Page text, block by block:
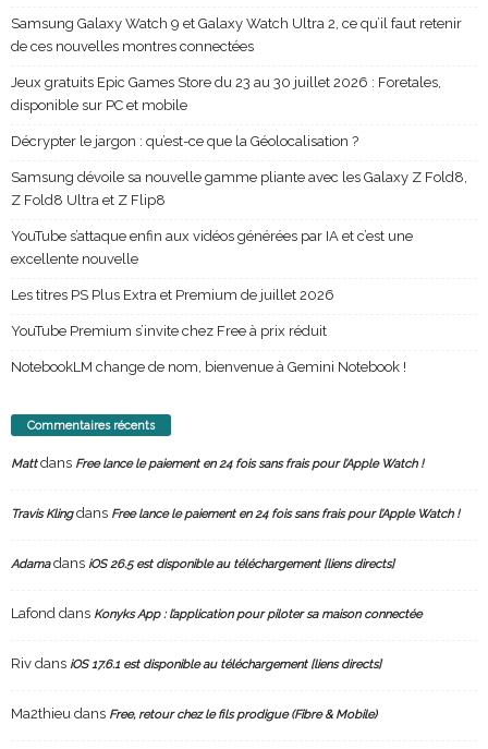
Samsung Galaxy Watch 9 et Galaxy Watch Ultra 2, ce qu’il faut retenir
de ces nouvelles montres connectées
Jeux gratuits Epic Games Store du 23 au 30 juillet 2026 : Foretales,
disponible sur PC et mobile
Décrypter le jargon : qu’est-ce que la Géolocalisation ?
Samsung dévoile sa nouvelle gamme pliante avec les Galaxy Z Fold8,
Z Fold8 Ultra et Z Flip8
YouTube s’attaque enfin aux vidéos générées par IA et c’est une
excellente nouvelle
Les titres PS Plus Extra et Premium de juillet 2026
YouTube Premium s’invite chez Free à prix réduit
NotebookLM change de nom, bienvenue à Gemini Notebook !
Commentaires récents
Mattdans Free lance le paiement en 24 fois sans frais pour l’Apple Watch !
Travis Klingdans Free lance le paiement en 24 fois sans frais pour l’Apple Watch !
Adamadans iOS 26.5 est disponible au téléchargement [liens directs]
Lafond dans Konyks App : l’application pour piloter sa maison connectée
Riv dans iOS 17.6.1 est disponible au téléchargement [liens directs]
Ma2thieu dans Free, retour chez le fils prodigue (Fibre & Mobile)